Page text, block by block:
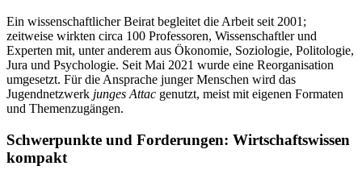
Ein wissenschaftlicher Beirat begleitet die Arbeit seit 2001;
zeitweise wirkten circa 100 Professoren, Wissenschaftler und
Experten mit, unter anderem aus Ökonomie, Soziologie, Politologie,
Jura und Psychologie. Seit Mai 2021 wurde eine Reorganisation
umgesetzt. Für die Ansprache junger Menschen wird das
Jugendnetzwerk junges Attac genutzt, meist mit eigenen Formaten
und Themenzugängen.
Schwerpunkte und Forderungen: Wirtschaftswissen
kompakt